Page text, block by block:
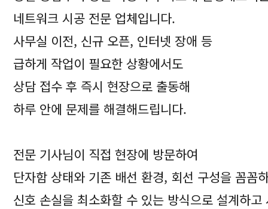
네트워크 시공 전문 업체입니다.
사무실 이전, 신규 오픈, 인터넷 장애 등
급하게 작업이 필요한 상황에서도
상담 접수 후 즉시 현장으로 출동해
하루 안에 문제를 해결해드립니다.
전문 기사님이 직접 현장에 방문하여
단자함 상태와 기존 배선 환경, 회선 구성을 꼼꼼
신호 손실을 최소화할 수 있는 방식으로 설계하고